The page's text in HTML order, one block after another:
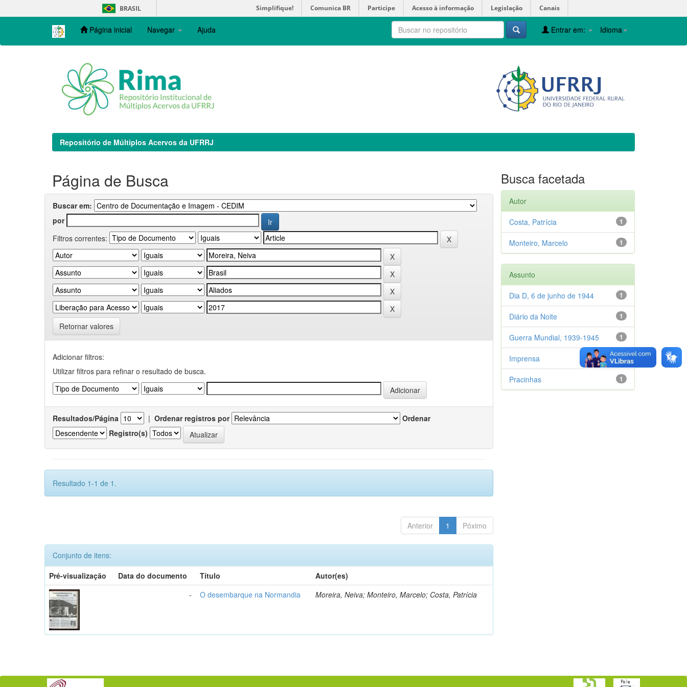
navigation
BRASIL Simplifique! Comunica BR Participe Acesso à informação Legislação Canais
Página inicial Navegar Ajuda Idioma
Entrar em:
Repositório de Múltiplos Acervos da UFRRJ
Página de Busca
Buscar em:
por
Filtros correntes:
Retornar valores
Adicionar filtros:
Utilizar filtros para refinar o resultado de busca.
Resultados/Página | Ordenar registros por
Ordenar
Registro(s)
Resultado 1-1 de 1.
Anterior 1 Póximo
Conjunto de itens:
Pré-visualização
Data do documento Título
Autor(es)
-
O desembarque na Normandia Moreira, Neiva; Monteiro, Marcelo; Costa, Patrícia
Busca facetada
Autor
1
Costa, Patrícia
1
Monteiro, Marcelo
Assunto
1
Dia D, 6 de junho de 1944
1
Diário da Noite
1
Guerra Mundial, 1939-1945
1
Imprensa
1
Pracinhas